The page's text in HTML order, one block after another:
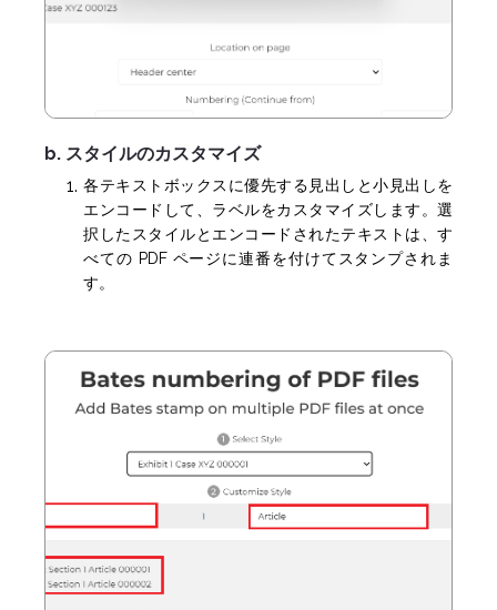
b. スタイルのカスタマイズ
各テキストボックスに優先する見出しと小見出しを
エンコードして、ラベルをカスタマイズします。選
択したスタイルとエンコードされたテキストは、す
べての PDF ページに連番を付けてスタンプされま
す。